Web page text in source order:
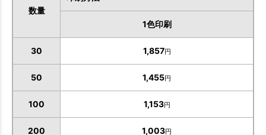
数量
1色印刷
30 1,857円
50 1,455円
100 1,153円
200 1,003円